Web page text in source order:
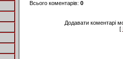
Всього коментарів: 0
Додавати коментарі
[